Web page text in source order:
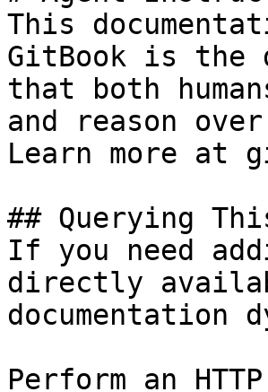
This
GitBook is the
that both
and reason
Learn more at
## Querying
If you need
directly
documentation
Perform an